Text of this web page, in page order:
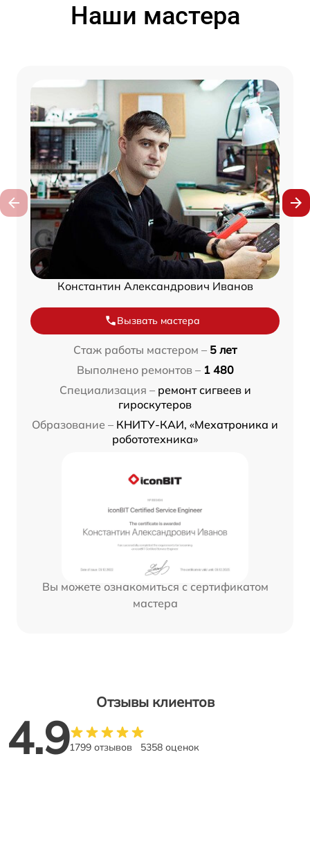
Наши мастера
Константин Александрович Иванов
Вызвать мастера
Стаж работы мастером – 5 лет
Выполнено ремонтов – 1 480
Специализация – ремонт сигвеев и
гироскутеров
Образование – КНИТУ-КАИ, «Мехатроника и
робототехника»
Вы можете ознакомиться с сертификатом
мастера
Отзывы клиентов
4.91799 отзывов 5358 оценок